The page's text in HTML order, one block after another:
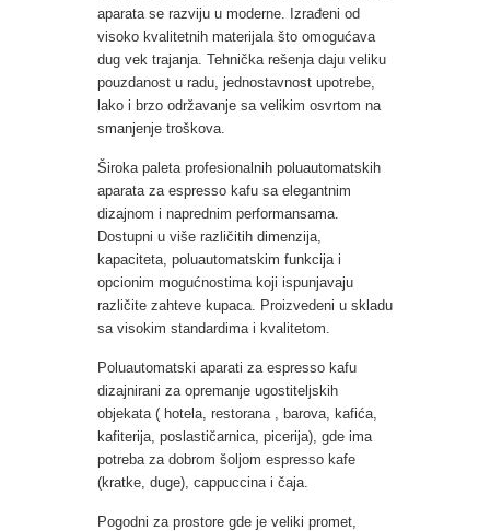
aparata se razviju u moderne. Izrađeni od
visoko kvalitetnih materijala što omogućava
dug vek trajanja. Tehnička rešenja daju veliku
pouzdanost u radu, jednostavnost upotrebe,
lako i brzo održavanje sa velikim osvrtom na
smanjenje troškova.
Široka paleta profesionalnih poluautomatskih
aparata za espresso kafu sa elegantnim
dizajnom i naprednim performansama.
Dostupni u više različitih dimenzija,
kapaciteta, poluautomatskim funkcija i
opcionim mogućnostima koji ispunjavaju
različite zahteve kupaca. Proizvedeni u skladu
sa visokim standardima i kvalitetom.
Poluautomatski aparati za espresso kafu
dizajnirani za opremanje ugostiteljskih
objekata ( hotela, restorana , barova, kafića,
kafiterija, poslastičarnica, picerija), gde ima
potreba za dobrom šoljom espresso kafe
(kratke, duge), cappuccina i čaja.
Pogodni za prostore gde je veliki promet,